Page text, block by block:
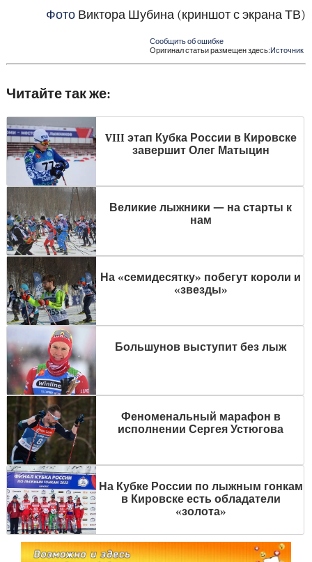
Фото Виктора Шубина (криншот с экрана ТВ)
Сообщить об ошибке
Оригинал статьи размещен здесь:Источник
Читайте так же:
VIII этап Кубка России в Кировске
завершит Олег Матыцин
Великие лыжники — на старты к
нам
На «семидесятку» побегут короли и
«звезды»
Большунов выступит без лыж
Феноменальный марафон в
исполнении Сергея Устюгова
На Кубке России по лыжным гонкам
в Кировске есть обладатели
«золота»